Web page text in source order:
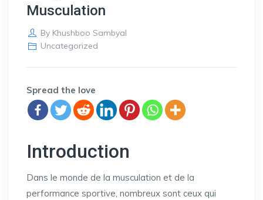
Musculation
By Khushboo Sambyal
Uncategorized
Spread the love
Introduction
Dans le monde de la musculation et de la
performance sportive, nombreux sont ceux qui